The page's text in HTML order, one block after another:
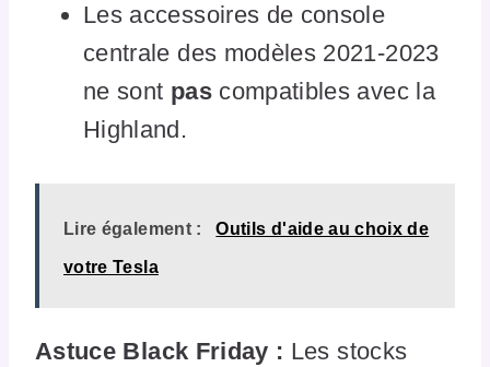
Les accessoires de console
centrale des modèles 2021-2023
ne sont pascompatibles avec la
Highland.
Lire également : Outils d'aide au choix de
votre Tesla
Astuce Black Friday : Les stocks